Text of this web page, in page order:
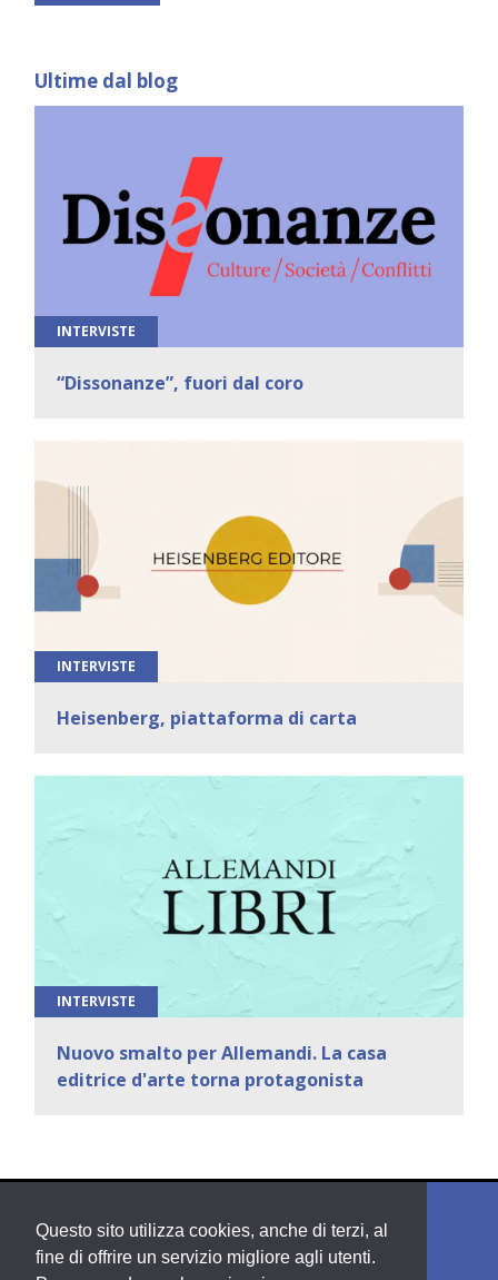
Questo sito utilizza cookies, anche di terzi, al
fine di offrire un servizio migliore agli utenti.
Ultime dal blog
INTERVISTE
“Dissonanze”, fuori dal coro
INTERVISTE
Heisenberg, piattaforma di carta
INTERVISTE
Nuovo smalto per Allemandi. La casa
editrice d'arte torna protagonista